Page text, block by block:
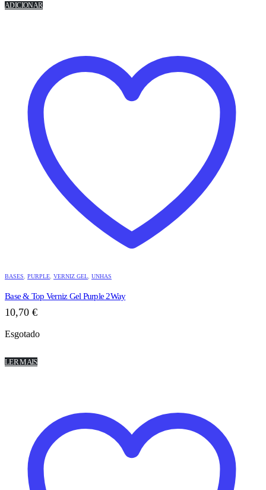
ADICIONAR
BASES PURPLE VERNIZ GEL UNHAS
Base & Top Verniz Gel Purple 2Way
10,70 €
Esgotado
LER MAIS